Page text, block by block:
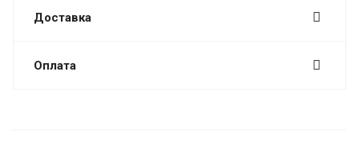
Доставка
Оплата